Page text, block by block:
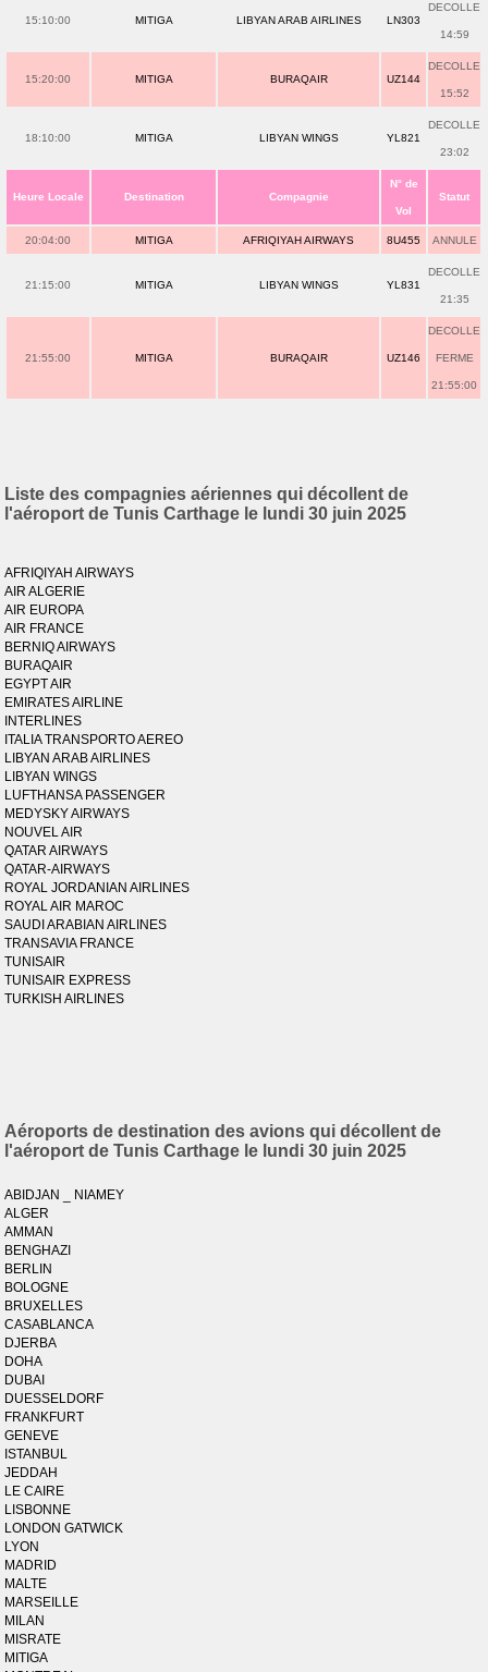
15:10:00 MITIGA LIBYAN ARAB AIRLINES LN303
DECOLLE
14:59
15:20:00 MITIGA BURAQAIR UZ144
DECOLLE
15:52
18:10:00 MITIGA LIBYAN WINGS YL821
DECOLLE
23:02
Heure Locale Destination Compagnie
N° de
Vol
Statut
20:04:00 MITIGA AFRIQIYAH AIRWAYS 8U455 ANNULE
21:15:00 MITIGA LIBYAN WINGS YL831
DECOLLE
21:35
21:55:00 MITIGA BURAQAIR UZ146
DECOLLE
FERME
21:55:00
Liste des compagnies aériennes qui décollent de
l'aéroport de Tunis Carthage le lundi 30 juin 2025
AFRIQIYAH AIRWAYS
AIR ALGERIE
AIR EUROPA
AIR FRANCE
BERNIQ AIRWAYS
BURAQAIR
EGYPT AIR
EMIRATES AIRLINE
INTERLINES
ITALIA TRANSPORTO AEREO
LIBYAN ARAB AIRLINES
LIBYAN WINGS
LUFTHANSA PASSENGER
MEDYSKY AIRWAYS
NOUVEL AIR
QATAR AIRWAYS
QATAR-AIRWAYS
ROYAL JORDANIAN AIRLINES
ROYAL AIR MAROC
SAUDI ARABIAN AIRLINES
TRANSAVIA FRANCE
TUNISAIR
TUNISAIR EXPRESS
TURKISH AIRLINES
Aéroports de destination des avions qui décollent de
l'aéroport de Tunis Carthage le lundi 30 juin 2025
ABIDJAN _ NIAMEY
ALGER
AMMAN
BENGHAZI
BERLIN
BOLOGNE
BRUXELLES
CASABLANCA
DJERBA
DOHA
DUBAI
DUESSELDORF
FRANKFURT
GENEVE
ISTANBUL
JEDDAH
LE CAIRE
LISBONNE
LONDON GATWICK
LYON
MADRID
MALTE
MARSEILLE
MILAN
MISRATE
MITIGA